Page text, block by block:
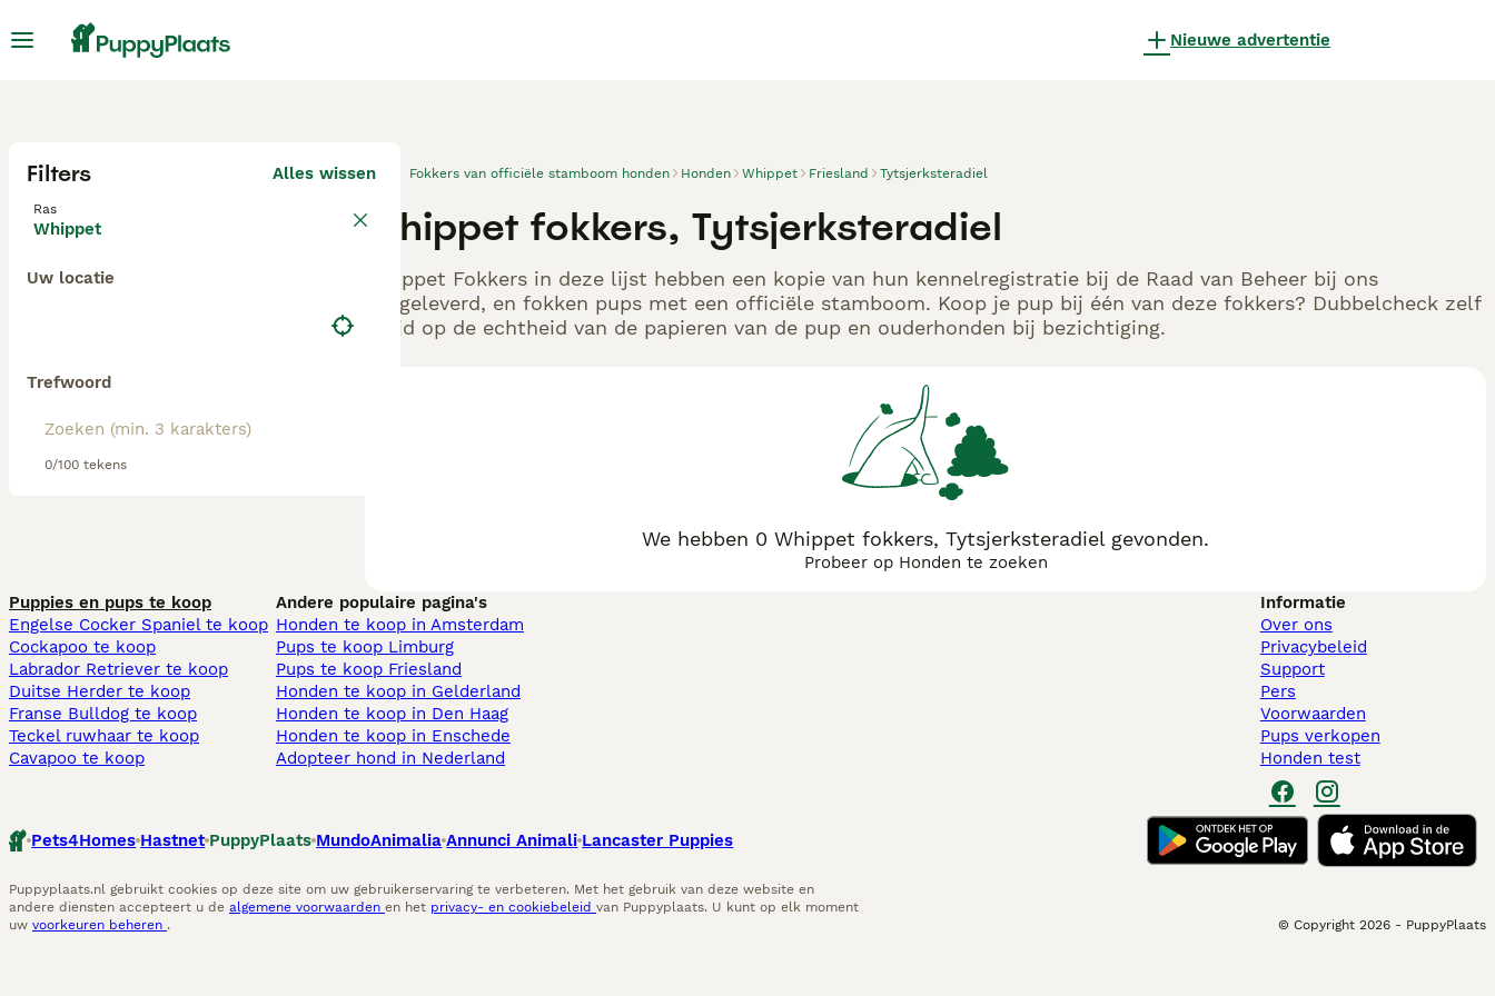
Nieuwe advertentie
Filters Alles wissen
Ras
Whippet
Uw locatie
Trefwoord
0/100 tekens
Fokkers van officiële stamboom honden Honden Whippet Friesland Tytsjerksteradiel
Whippet fokkers, Tytsjerksteradiel
Whippet Fokkers in deze lijst hebben een kopie van hun kennelregistratie bij de Raad van Beheer bij ons
aangeleverd, en fokken pups met een officiële stamboom. Koop je pup bij één van deze fokkers? Dubbelcheck zelf
altijd op de echtheid van de papieren van de pup en ouderhonden bij bezichtiging.
We hebben 0 Whippet fokkers, Tytsjerksteradiel gevonden.
Probeer op Honden te zoeken
Puppies en pups te koop
Engelse Cocker Spaniel te koop
Cockapoo te koop
Labrador Retriever te koop
Duitse Herder te koop
Franse Bulldog te koop
Teckel ruwhaar te koop
Cavapoo te koop
Andere populaire pagina's
Honden te koop in Amsterdam
Pups te koop Limburg​
Pups te koop Friesland​
Honden te koop in Gelderland
Honden te koop in Den Haag
Honden te koop in Enschede
Adopteer hond in Nederland
Informatie
Over ons
Privacybeleid
Support
Pers
Voorwaarden
Pups verkopen
Honden test
Pets4Homes Hastnet PuppyPlaats MundoAnimalia Annunci Animali Lancaster Puppies
Puppyplaats.nl gebruikt cookies op deze site om uw gebruikerservaring te verbeteren. Met het gebruik van deze website en
andere diensten accepteert u de algemene voorwaarden en het privacy- en cookiebeleid van Puppyplaats. U kunt op elk moment
uw voorkeuren beheren . © Copyright 2026 - PuppyPlaats